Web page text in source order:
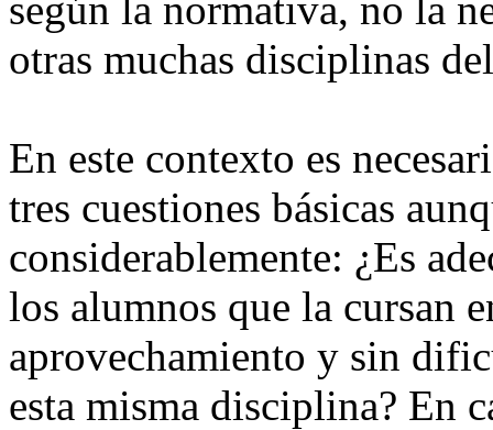
otras muchas disciplinas
En este contexto es
tres cuestiones básicas
considerablemente: ¿Es
los alumnos que la cursan
aprovechamiento y sin
esta misma disciplina? En